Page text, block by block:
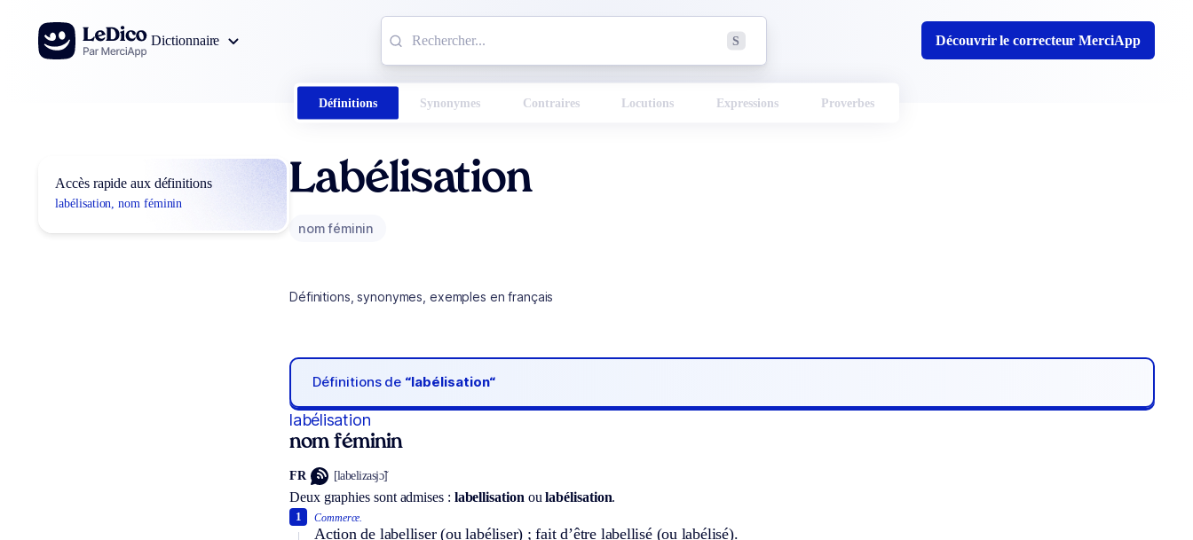
Aller au contenu
Dictionnaire
S Découvrir le correcteur MerciApp
Définitions Synonymes Contraires Locutions Expressions Proverbes
Accès rapide aux définitions
labélisation, nom féminin
Labélisation
nom féminin
Définitions, synonymes, exemples en français
Définitions de “labélisation“
labélisation
nom féminin
FR [labelizasjɔ̃]
Deux graphies sont admises : labellisation oulabélisation.
Commerce.
Action de labelliser (ou labéliser) ; fait d’être labellisé (ou labélisé).
1